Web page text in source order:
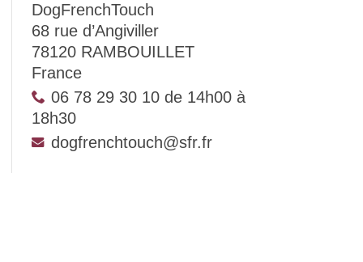
DogFrenchTouch
68 rue d’Angiviller
78120 RAMBOUILLET
France
06 78 29 30 10 de 14h00 à
18h30
dogfrenchtouch@sfr.fr